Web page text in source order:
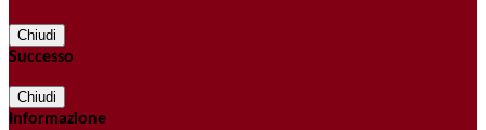
Chiudi
Successo
Chiudi
Informazione